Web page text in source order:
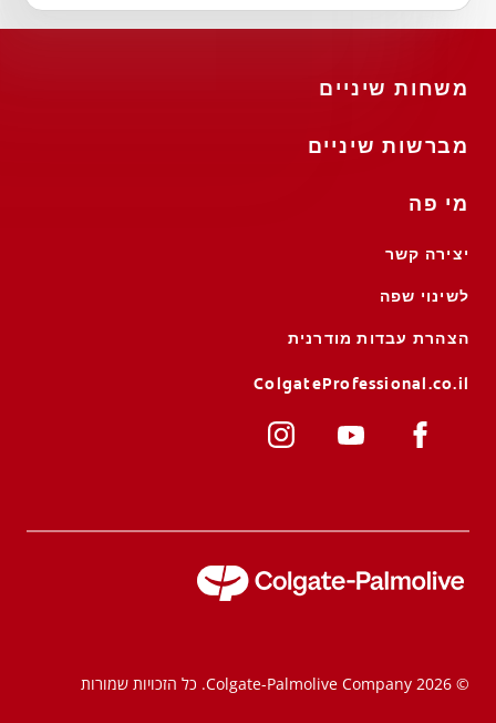
משחות שיניים
מברשות שיניים
מי פה
יצירה קשר
לשינוי שפה
הצהרת עבדות מודרנית
ColgateProfessional.co.il
© 2026 Colgate-Palmolive Company. כל הזכויות שמורות